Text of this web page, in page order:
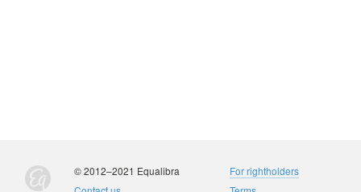
© 2012–2021 Equalibra
For rightholders